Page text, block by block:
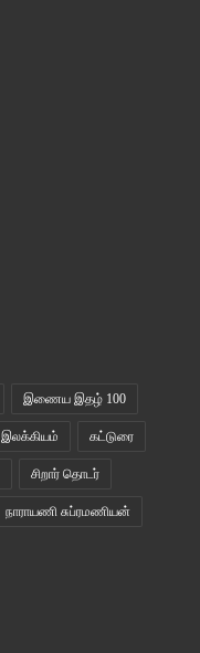
இணைய இதழ் 100
இலக்கியம் கட்டுரை
சிறார் தொடர்
நாராயணி சுப்ரமணியன்